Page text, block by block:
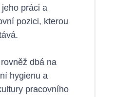
práci a
pozici, kterou
dbá na
hygienu a
pracovního